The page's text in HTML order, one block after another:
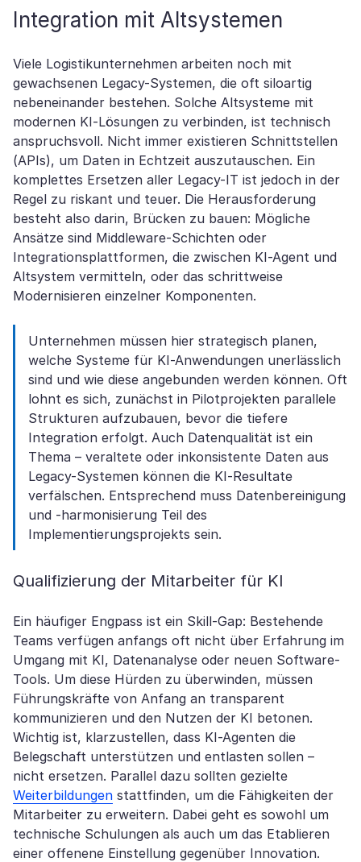
Integration mit Altsystemen
Viele Logistikunternehmen arbeiten noch mit
gewachsenen Legacy-Systemen, die oft siloartig
nebeneinander bestehen. Solche Altsysteme mit
modernen KI-Lösungen zu verbinden, ist technisch
anspruchsvoll. Nicht immer existieren Schnittstellen
(APIs), um Daten in Echtzeit auszutauschen. Ein
komplettes Ersetzen aller Legacy-IT ist jedoch in der
Regel zu riskant und teuer. Die Herausforderung
besteht also darin, Brücken zu bauen: Mögliche
Ansätze sind Middleware-Schichten oder
Integrationsplattformen, die zwischen KI-Agent und
Altsystem vermitteln, oder das schrittweise
Modernisieren einzelner Komponenten.
Unternehmen müssen hier strategisch planen,
welche Systeme für KI-Anwendungen unerlässlich
sind und wie diese angebunden werden können. Oft
lohnt es sich, zunächst in Pilotprojekten parallele
Strukturen aufzubauen, bevor die tiefere
Integration erfolgt. Auch Datenqualität ist ein
Thema – veraltete oder inkonsistente Daten aus
Legacy-Systemen können die KI-Resultate
verfälschen. Entsprechend muss Datenbereinigung
und -harmonisierung Teil des
Implementierungsprojekts sein.
Qualifizierung der Mitarbeiter für KI
Ein häufiger Engpass ist ein Skill-Gap: Bestehende
Teams verfügen anfangs oft nicht über Erfahrung im
Umgang mit KI, Datenanalyse oder neuen Software-
Tools. Um diese Hürden zu überwinden, müssen
Führungskräfte von Anfang an transparent
kommunizieren und den Nutzen der KI betonen.
Wichtig ist, klarzustellen, dass KI-Agenten die
Belegschaft unterstützen und entlasten sollen –
nicht ersetzen. Parallel dazu sollten gezielte
Weiterbildungen stattfinden, um die Fähigkeiten der
Mitarbeiter zu erweitern. Dabei geht es sowohl um
technische Schulungen als auch um das Etablieren
einer offenene Einstellung gegenüber Innovation.